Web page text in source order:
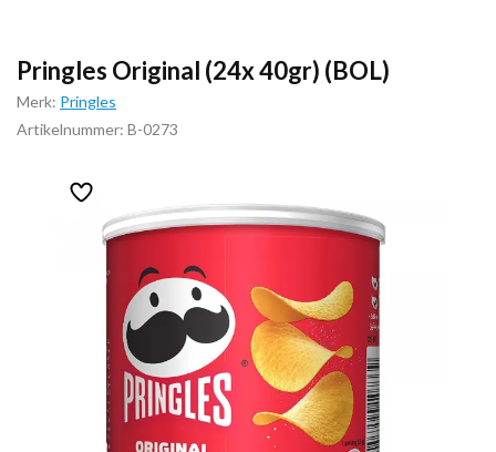
Pringles Original (24x 40gr) (BOL)
Merk: Pringles
Artikelnummer: B-0273